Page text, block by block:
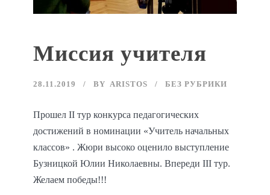
Миссия учителя
28.11.2019 BY ARISTOS БЕЗ РУБРИКИ
Прошел II тур конкурса педагогических
достижений в номинации «Учитель начальных
классов» . Жюри высоко оценило выступление
Бузницкой Юлии Николаевны. Впереди III тур.
Желаем победы!!!